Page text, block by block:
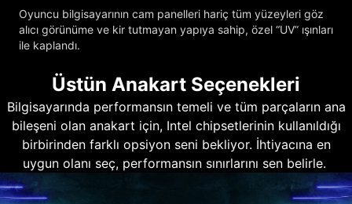
Oyuncu bilgisayarının cam panelleri hariç tüm yüzeyleri göz
alıcı görünüme ve kir tutmayan yapıya sahip, özel “UV” ışınları
ile kaplandı.
Üstün Anakart Seçenekleri
Bilgisayarında performansın temeli ve tüm parçaların ana
bileşeni olan anakart için, Intel chipsetlerinin kullanıldığı
birbirinden farklı opsiyon seni bekliyor. İhtiyacına en
uygun olanı seç, performansın sınırlarını sen belirle.